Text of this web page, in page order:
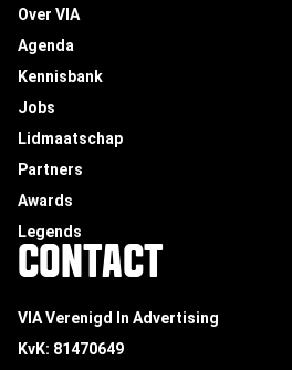
Over VIA
Agenda
Kennisbank
Jobs
Lidmaatschap
Partners
Awards
Legends
CONTACT
VIA Verenigd In Advertising
KvK: 81470649